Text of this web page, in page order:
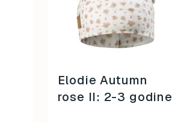
Elodie Autumn
rose II: 2-3 godine